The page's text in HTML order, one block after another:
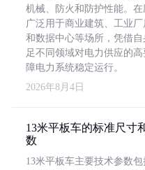
机械、防火和防护性能。在
广泛用于商业建筑、工业
和数据中心等场所，凭借
足不同领域对电力供应的高
障电力系统稳定运行。
2026年8月4日
13米平板车的标准尺寸
数
13米平板车主要技术参数